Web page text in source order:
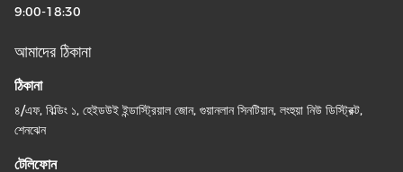
9:00-18:30
আমাদের ঠিকানা
ঠিকানা
৪/এফ, বিল্ডিং ১, হেইডউই ইন্ডাস্ট্রিয়াল জোন, গুয়ানলান সিনটিয়ান, লংহুয়া নিউ ডিস্ট্রিক্ট,
শেনঝেন
টেলিফোন